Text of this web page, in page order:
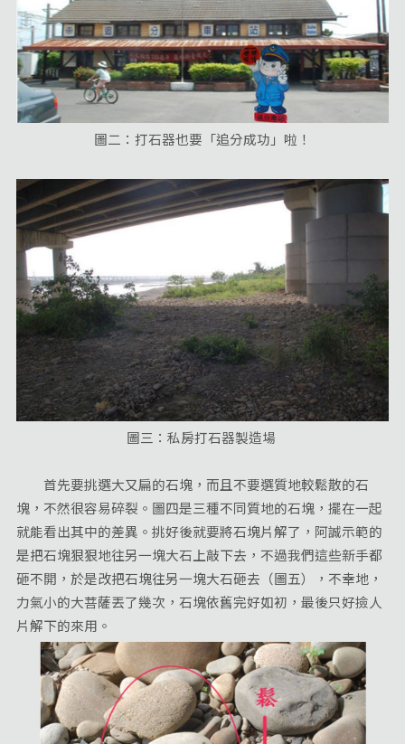
圖二：打石器也要「追分成功」啦！
圖三：私房打石器製造場
首先要挑選大又扁的石塊，而且不要選質地較鬆散的石
塊，不然很容易碎裂。圖四是三種不同質地的石塊，擺在一起
就能看出其中的差異。挑好後就要將石塊片解了，阿誠示範的
是把石塊狠狠地往另一塊大石上敲下去，不過我們這些新手都
砸不開，於是改把石塊往另一塊大石砸去（圖五），不幸地，
力氣小的大菩薩丟了幾次，石塊依舊完好如初，最後只好撿人
片解下的來用。